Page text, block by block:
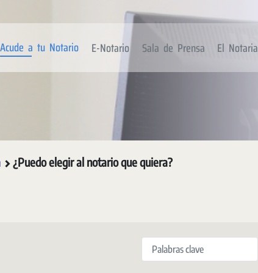
Acude a tu Notario E-Notario Sala de Prensa El
¿Puedo elegir al notario que quiera?
Palabras clave